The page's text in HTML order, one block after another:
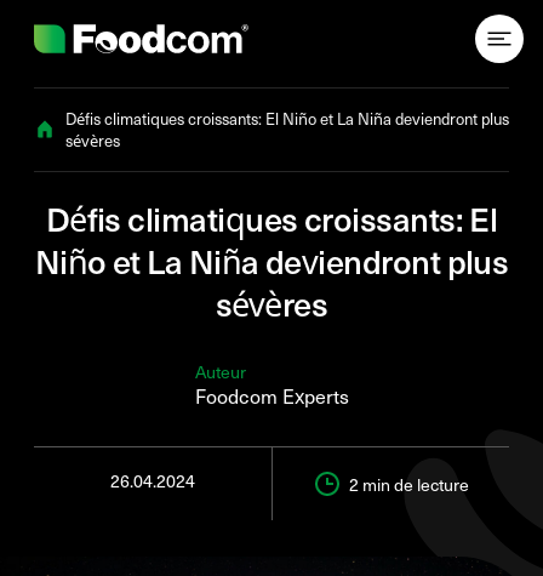
Défis climatiques croissants: El Niño et La Niña deviendront plus
sévères
Défis climatiques croissants: El
Niño et La Niña deviendront plus
sévères
Auteur
Foodcom Experts
26.04.2024 2 min de lecture